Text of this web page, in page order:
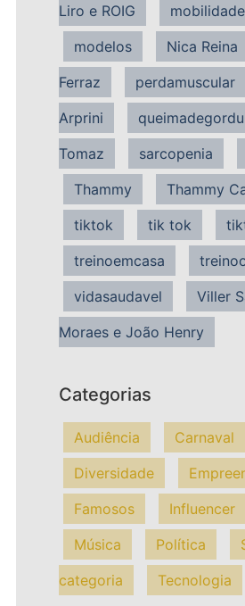
Liro e ROIG
mobilidade
modelos
Nica Reina
Ferraz
perdamuscular
Arprini
Tomaz
sarcopenia
Thammy
Thammy
tiktok
tik tok
treinoemcasa
vidasaudavel
Viller
Moraes e João Henry
Categorias
Audiência Carnaval
Diversidade
Famosos
Influencer
Música
Política
categoria
Tecnologia